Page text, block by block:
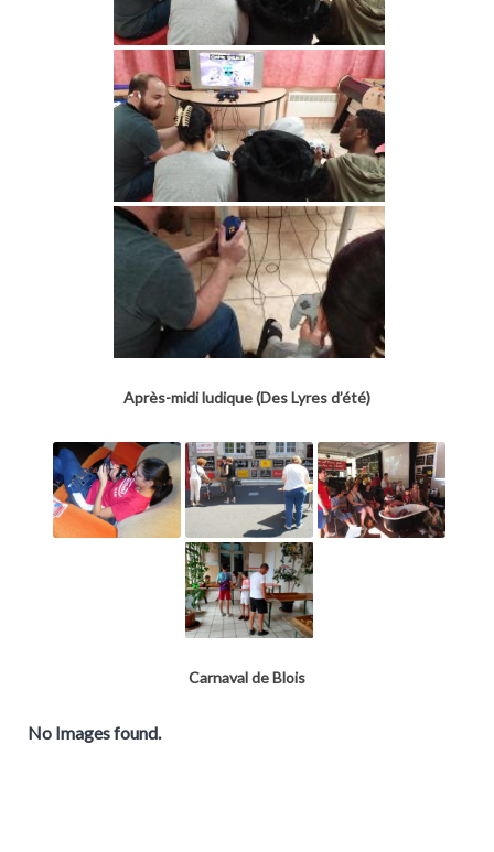
Après-midi ludique (Des Lyres d’été)
Carnaval de Blois
No Images found.